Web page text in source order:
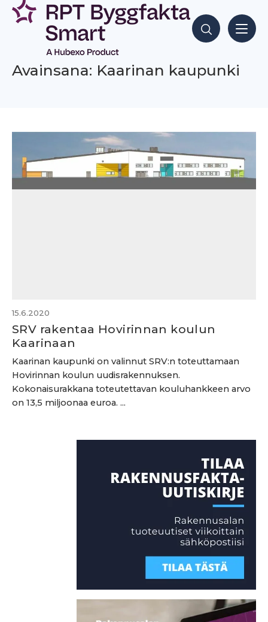
Siirry
sisältöön
Hae sisältöjä
Avainsana: Kaarinan kaupunki
15.6.2020
SRV rakentaa Hovirinnan koulun
Kaarinaan
Kaarinan kaupunki on valinnut SRV:n toteuttamaan
Hovirinnan koulun uudisrakennuksen.
Kokonaisurakkana toteutettavan kouluhankkeen arvo
on 13,5 miljoonaa euroa. ...